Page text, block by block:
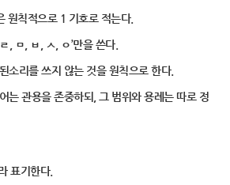
원칙적으로 1 기호로 적는다.
, ㅁ, ㅂ, ㅅ, ㅇ’만을 쓴다.
소리를 쓰지 않는 것을 원칙으로 한다.
는 관용을 존중하되, 그 범위와 용례는 따로 정
표기한다.